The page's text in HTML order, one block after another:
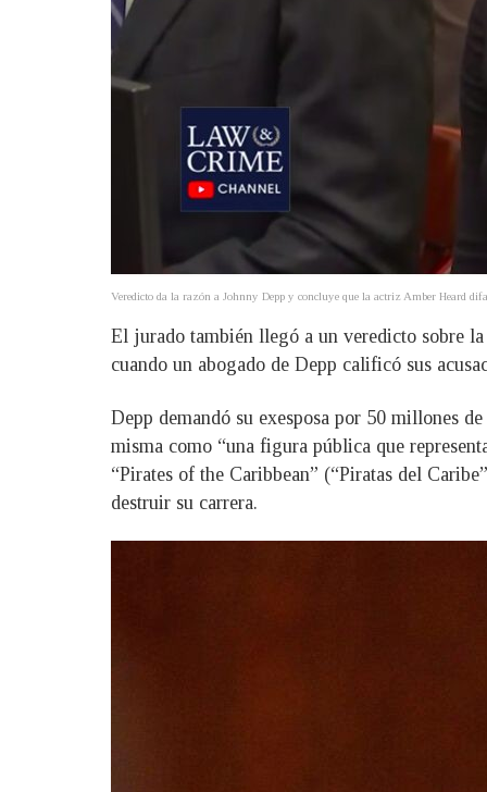
Veredicto da la razón a Johnny Depp y concluye que la actriz Amber Heard
El jurado también llegó a un veredicto sobre
cuando un abogado de Depp calificó sus
Depp demandó su exesposa por 50 millones
misma como “una figura pública que
“Pirates of the Caribbean” (“Piratas del
destruir su carrera.